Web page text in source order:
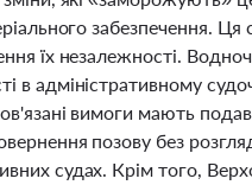
забезпечення.
їх незалежності.
в адміністративному
вимоги мають
позову без
судах. Крім того,